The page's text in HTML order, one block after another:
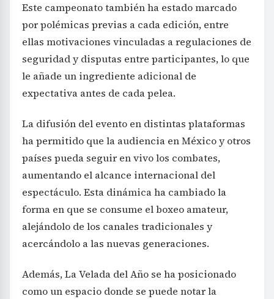
Este campeonato también ha estado marcado
por polémicas previas a cada edición, entre
ellas motivaciones vinculadas a regulaciones de
seguridad y disputas entre participantes, lo que
le añade un ingrediente adicional de
expectativa antes de cada pelea.
La difusión del evento en distintas plataformas
ha permitido que la audiencia en México y otros
países pueda seguir en vivo los combates,
aumentando el alcance internacional del
espectáculo. Esta dinámica ha cambiado la
forma en que se consume el boxeo amateur,
alejándolo de los canales tradicionales y
acercándolo a las nuevas generaciones.
Además, La Velada del Año se ha posicionado
como un espacio donde se puede notar la